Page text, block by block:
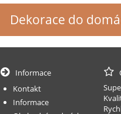
Dekorace do
Informace
Kontakt
Informace